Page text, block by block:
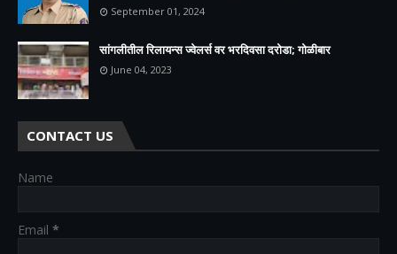
September 01, 2024
सांगलीतील रिलायन्स ज्वेलर्स वर भरदिवसा दरोडा; गोळीबार
June 04, 2023
CONTACT US
Name
Email *